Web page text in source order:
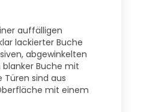
auffälligen
lackierter Buche
abgewinkelten
blanker Buche mit
sind aus
mit einem